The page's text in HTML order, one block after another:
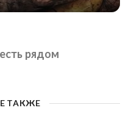
рядом
ТАКЖЕ